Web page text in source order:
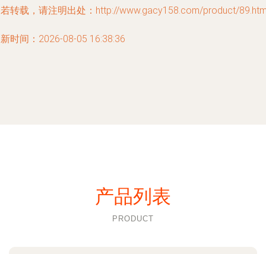
转载，请注明出处：http://www.gacy158.com/product/
时间：2026-08-05 16:38:36
产品列表
PRODUCT